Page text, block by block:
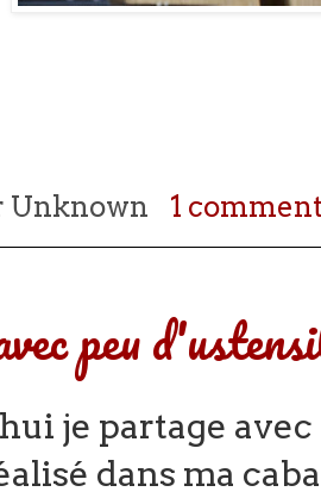
Unknown 1
peu
je partage avec
dans ma